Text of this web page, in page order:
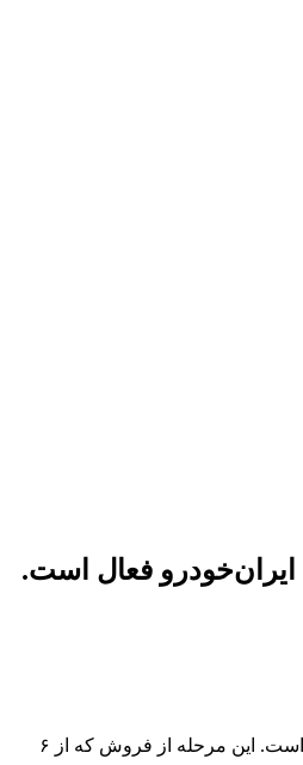
۱۴۰۴، عرضه دو تیپ از سدان محبوب سورن پلاس را با شرایط فروش فوری، فوق‌العاده و پیش‌فروش آغاز کرده است. این مرحله از فروش که از ۶